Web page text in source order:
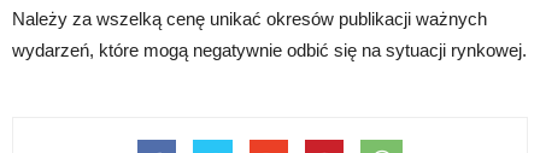
Należy za wszelką cenę unikać okresów publikacji ważnych
wydarzeń, które mogą negatywnie odbić się na sytuacji rynkowej.